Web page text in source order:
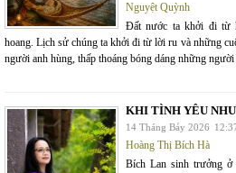
Nguyệt Quỳnh
Đất nước ta khởi đi từ
hoang. Lịch sử chúng ta khởi đi từ lời ru và những
người anh hùng, thấp thoáng bóng dáng những
KHI TÌNH YÊU
14 Tháng Bảy 2026
Hoàng Thị Bích Hà
Bích Lan sinh trưởng